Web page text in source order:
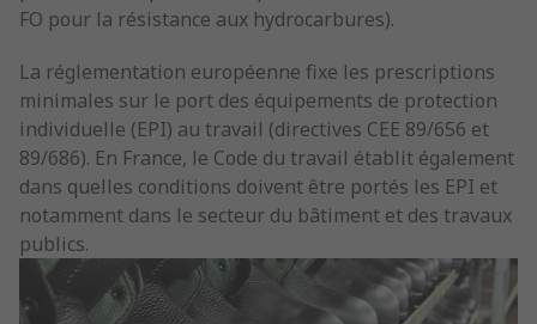
FO pour la résistance aux hydrocarbures).
La réglementation européenne fixe les prescriptions
minimales sur le port des équipements de protection
individuelle (EPI) au travail (directives CEE 89/656 et
89/686). En France, le Code du travail établit également
dans quelles conditions doivent être portés les EPI et
notamment dans le secteur du bâtiment et des travaux
publics.